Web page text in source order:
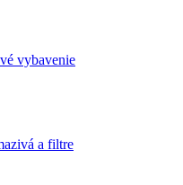
vybavenie
a filtre